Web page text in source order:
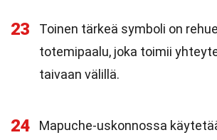
23
Toinen tärkeä symboli on
totemipaalu, joka toimii
taivaan välillä.
24
Mapuche-uskonnossa